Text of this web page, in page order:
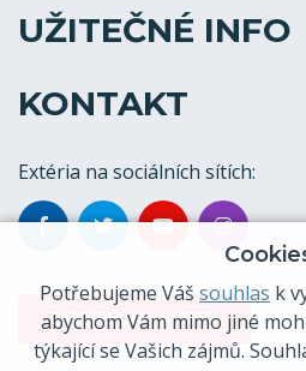
UŽITEČNÉ INFO
KONTAKT
Extéria na sociálních sítích:
EXTÉRIA MARKETY
Potřebujeme Váš souhlas k
abychom Vám mimo jiné
týkající se Vašich zájmů.